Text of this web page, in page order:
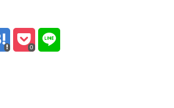
0